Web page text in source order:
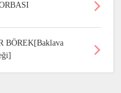
BÖREK[Baklava